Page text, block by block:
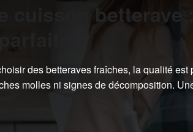
cuisson betterave
des betteraves fraîches, la qualité
molles ni signes de décomposition.